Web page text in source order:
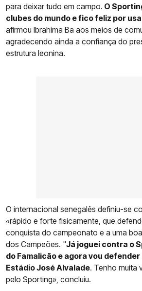
para deixar tudo em campo. O
clubes do mundo e fico feliz por
afirmou Ibrahima Ba aos meios de
agradecendo ainda a confiança do
estrutura leonina.
O internacional senegalês definiu-se
«rápido e forte fisicamente, que
conquista do campeonato e a uma
dos Campeões. "Já joguei contra o
do Famalicão e agora vou
Estádio José Alvalade. Tenho muita
pelo Sporting», concluiu.